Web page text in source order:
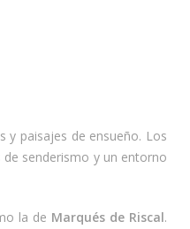
y paisajes de ensueño. Los
senderismo y un entorno
la de Marqués de Riscal.